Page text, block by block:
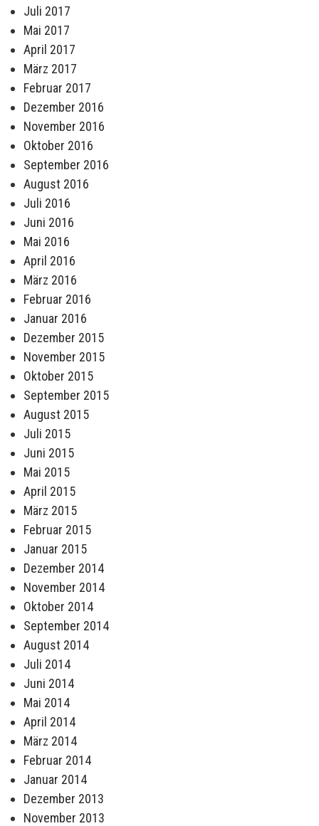
Juli 2017
Mai 2017
April 2017
März 2017
Februar 2017
Dezember 2016
November 2016
Oktober 2016
September 2016
August 2016
Juli 2016
Juni 2016
Mai 2016
April 2016
März 2016
Februar 2016
Januar 2016
Dezember 2015
November 2015
Oktober 2015
September 2015
August 2015
Juli 2015
Juni 2015
Mai 2015
April 2015
März 2015
Februar 2015
Januar 2015
Dezember 2014
November 2014
Oktober 2014
September 2014
August 2014
Juli 2014
Juni 2014
Mai 2014
April 2014
März 2014
Februar 2014
Januar 2014
Dezember 2013
November 2013